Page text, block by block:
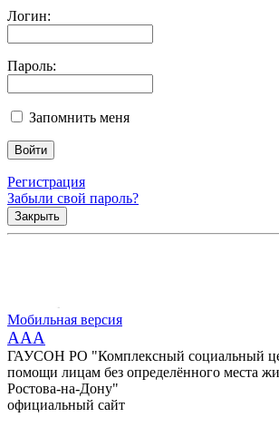
Логин:
Пароль:
Запомнить меня
Регистрация
Забыли свой пароль?
Закрыть
Мобильная версия
AAA
ГАУСОН РО "Комплексный социальный
помощи лицам без определённого места
Ростова-на-Дону"
официальный сайт